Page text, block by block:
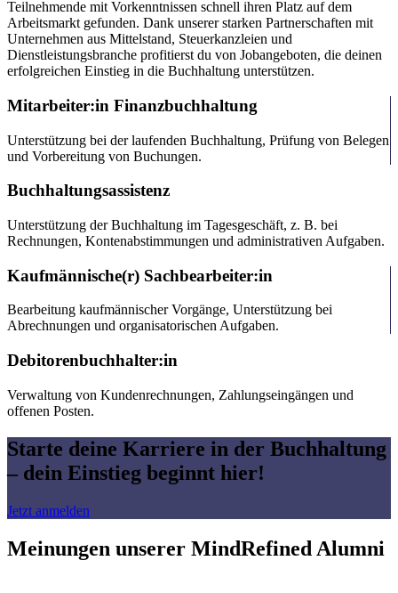
Teilnehmende mit Vorkenntnissen schnell ihren Platz auf dem
Arbeitsmarkt gefunden. Dank unserer starken Partnerschaften mit
Unternehmen aus Mittelstand, Steuerkanzleien und
Dienstleistungsbranche profitierst du von Jobangeboten, die deinen
erfolgreichen Einstieg in die Buchhaltung unterstützen.
Mitarbeiter:in Finanzbuchhaltung
Unterstützung bei der laufenden Buchhaltung, Prüfung von Belegen
und Vorbereitung von Buchungen.
Buchhaltungsassistenz
Unterstützung der Buchhaltung im Tagesgeschäft, z. B. bei
Rechnungen, Kontenabstimmungen und administrativen Aufgaben.
Kaufmännische(r) Sachbearbeiter:in
Bearbeitung kaufmännischer Vorgänge, Unterstützung bei
Abrechnungen und organisatorischen Aufgaben.
Debitorenbuchhalter:in
Verwaltung von Kundenrechnungen, Zahlungseingängen und
offenen Posten.
Starte deine Karriere in der Buchhaltung
– dein Einstieg beginnt hier!
Jetzt anmelden
Meinungen unserer MindRefined Alumni